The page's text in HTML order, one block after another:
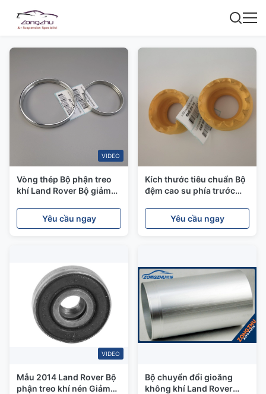
VIDEO
Vòng thép Bộ phận treo
khí Land Rover Bộ giảm
Yêu cầu ngay
Kích thước tiêu chuẩn Bộ
đệm cao su phía trước
Rover L322 Bộ phận treo
khí OE # RNB000740
Yêu cầu ngay
VIDEO
Mẫu 2014 Land Rover Bộ
phận treo khí nén Giảm
Bộ chuyển đổi gioăng
không khí Land Rover